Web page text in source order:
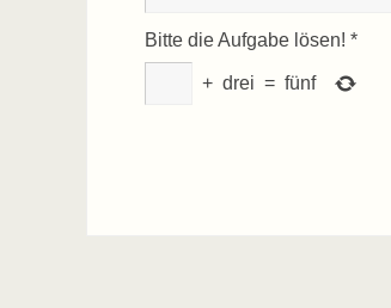
Bitte die Aufgabe lösen! *
+ drei = fünf